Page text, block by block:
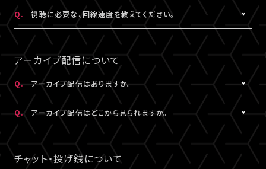
4.スペースが入っていませんか？
入力の際、前後にスペースが入っていないかご確認ください。不要
なスペースを入れると認証されませんので、ご注意ください。
5.キーボードのNum Lock（ナムロック）が押されていませんか？
ノートパソコンをご利用の方は、Num Lockキーが外れた状態で行
ってください。
けます。
ライブ配信を視聴する端末が推奨環境であることをご確認のうえ、
事前にサンプル動画の映像と音声が正常に再生できることをご確
認ください。
A.
アーカイブ配信がある場合は、視聴チケットをお持ちの方に限りご
視聴いただけます。
公演によってはアーカイブ配信のみの視聴でも視聴チケットのご
購入が可能です。券種や決済方法により販売期間や販売価格など
が異なります。
Q. 視聴に必要な、回線速度を教えてください。
LIVESHIPの配信をより良い画質でご覧いただくには、インターネ
ットの安定した接続速度 (以下の表を参照) を確保していただくこ
とをお勧めします。
QUALITY
（解像度）
必要速度 推奨速度
1080P 15Mbps以上 20Mbps以上
アーカイブ配信について
Q. アーカイブ配信はありますか。
A.
公演により異なります。
アーカイブ配信がある場合は、視聴チケットをお持ちの方に限りご
視聴いただけます。
公演によってはアーカイブ配信のみの視聴でも視聴チケットのご
購入が可能です。券種や決済方法により販売期間や販売価格など
Q. アーカイブ配信はどこから見られますか。
A.
アーカイブ配信がある場合は、ライブ配信と同じ配信視聴ページ
でご視聴いただけます。
配信視聴ページは、各公演のチケット販売ページ、「マイページ
チャット・投げ銭について